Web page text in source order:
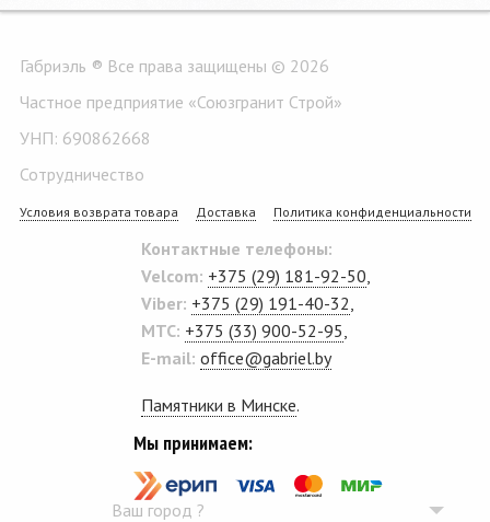
Габриэль ® Все права защищены © 2026
Частное предприятие «Союзгранит Строй»
УНП: 690862668
Сотрудничество
Условия возврата товара Доставка Политика конфиденциальности
Контактные телефоны:
Velcom: +375 (29) 181-92-50
Viber: +375 (29) 191-40-32
MTC: +375 (33) 900-52-95
E-mail: office@gabriel.by
Памятники в Минске.
Мы принимаем:
Ваш город ?